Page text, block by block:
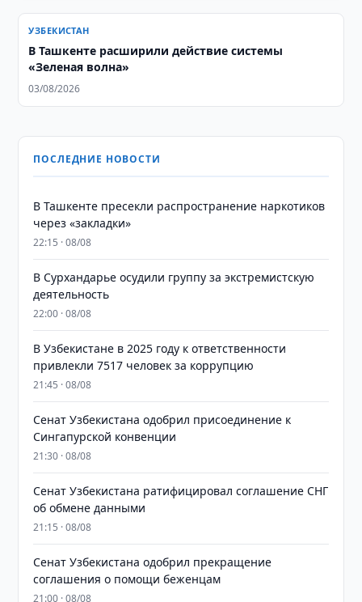
УЗБЕКИСТАН
В Ташкенте расширили действие системы
«Зеленая волна»
03/08/2026
ПОСЛЕДНИЕ НОВОСТИ
В Ташкенте пресекли распространение наркотиков
через «закладки»
22:15 · 08/08
В Сурхандарье осудили группу за экстремистскую
деятельность
22:00 · 08/08
В Узбекистане в 2025 году к ответственности
привлекли 7517 человек за коррупцию
21:45 · 08/08
Сенат Узбекистана одобрил присоединение к
Сингапурской конвенции
21:30 · 08/08
Сенат Узбекистана ратифицировал соглашение СНГ
об обмене данными
21:15 · 08/08
Сенат Узбекистана одобрил прекращение
соглашения о помощи беженцам
21:00 · 08/08